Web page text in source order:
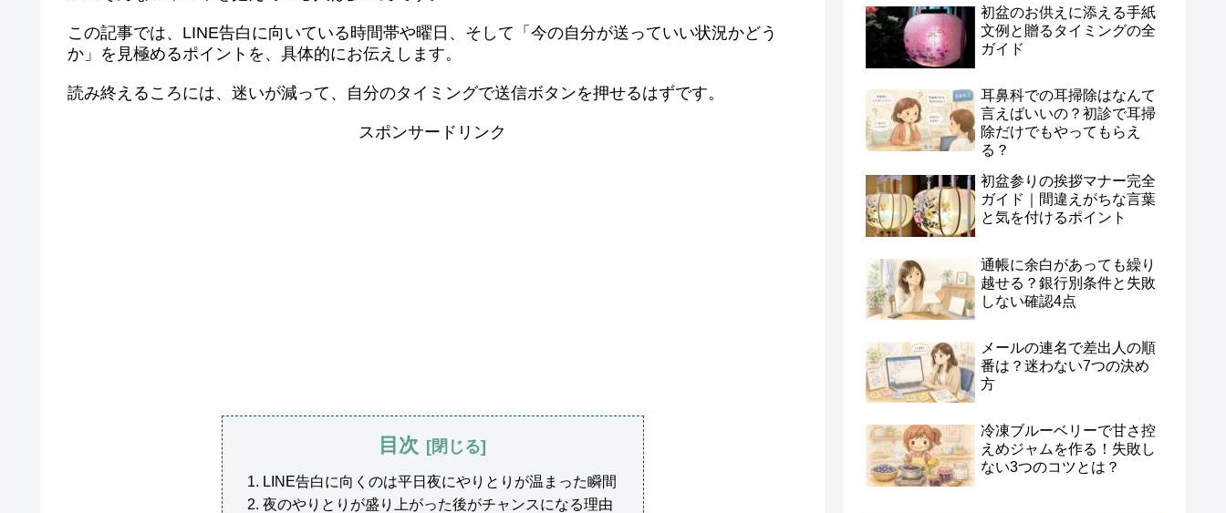
この記事では、LINE告白に向いている時間帯や曜日、そして「今の自分が送っていい状況かどう
か」を見極めるポイントを、具体的にお伝えします。
読み終えるころには、迷いが減って、自分のタイミングで送信ボタンを押せるはずです。
スポンサードリンク
目次
LINE告白に向くのは平日夜にやりとりが温まった瞬間
夜のやりとりが盛り上がった後がチャンスになる理由
初盆のお供えに添える手紙
文例と贈るタイミングの全
ガイド
耳鼻科での耳掃除はなんて
言えばいいの？初診で耳掃
除だけでもやってもらえ
る？
初盆参りの挨拶マナー完全
ガイド｜間違えがちな言葉
と気を付けるポイント
通帳に余白があっても繰り
越せる？銀行別条件と失敗
しない確認4点
メールの連名で差出人の順
番は？迷わない7つの決め
方
冷凍ブルーベリーで甘さ控
えめジャムを作る！失敗し
ない3つのコツとは？